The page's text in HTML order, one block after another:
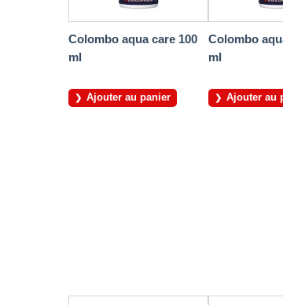
Colombo aqua care 100
ml
Ajouter au panier
Colombo
ml
Ajouter au